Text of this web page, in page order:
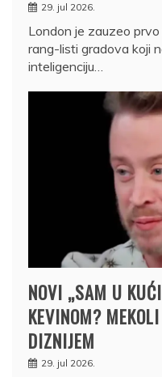
29. jul 2026.
London je zauzeo
rang-listi gradova koji
inteligenciju…
NOVI „SAM U
KEVINOM?
DIZNIJEM
29. jul 2026.